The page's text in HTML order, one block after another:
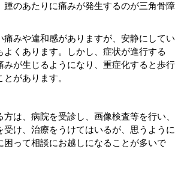
踵のあたりに痛みが発生するのが三角骨障
痛みや違和感がありますが、安静にしてい
よくあります。しかし、症状が進行する
みが生じるようになり、重症化すると歩行
があります。
は、病院を受診し、画像検査等を行い、
受け、治療をうけてはいるが、思うように
困って相談にお越しになることが多いで